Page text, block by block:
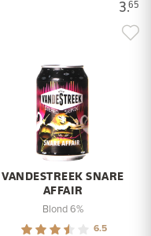
3.65
VANDESTREEK SNARE
AFFAIR
Blond 6%
6.5